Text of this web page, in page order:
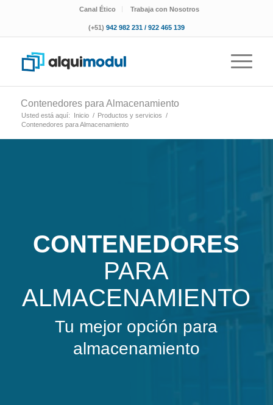
Canal Ético Trabaja con Nosotros
(+51) 942 982 231 / 922 465 139
Contenedores para Almacenamiento
Usted está aquí: Inicio / Productos y servicios /
Contenedores para Almacenamiento
CONTENEDORES
PARA
ALMACENAMIENTO
Tu mejor opción para
almacenamiento